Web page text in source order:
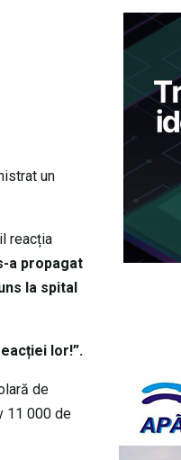
un
reacția
a propagat
la spital
lor!”.
de
11 000 de